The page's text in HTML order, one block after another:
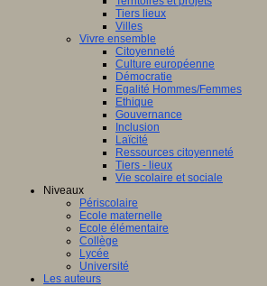
Tiers lieux
Villes
Vivre ensemble
Citoyenneté
Culture européenne
Démocratie
Egalité Hommes/Femmes
Ethique
Gouvernance
Inclusion
Laïcité
Ressources citoyenneté
Tiers - lieux
Vie scolaire et sociale
Niveaux
Périscolaire
Ecole maternelle
Ecole élémentaire
Collège
Lycée
Université
Les auteurs